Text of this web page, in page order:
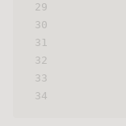
29
30
31
32
33
34